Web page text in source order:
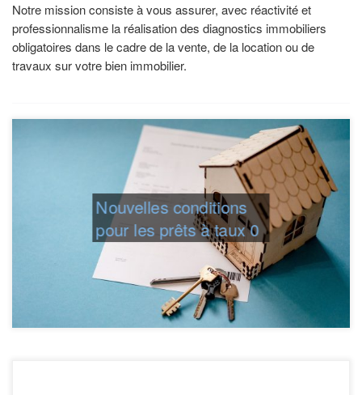
Notre mission consiste à vous assurer, avec réactivité et
professionnalisme la réalisation des diagnostics immobiliers
obligatoires dans le cadre de la vente, de la location ou de
travaux sur votre bien immobilier.
Nouvelles conditions
pour les prêts à taux 0